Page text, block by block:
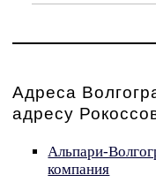
Адреса
адресу
Альпари-
компания